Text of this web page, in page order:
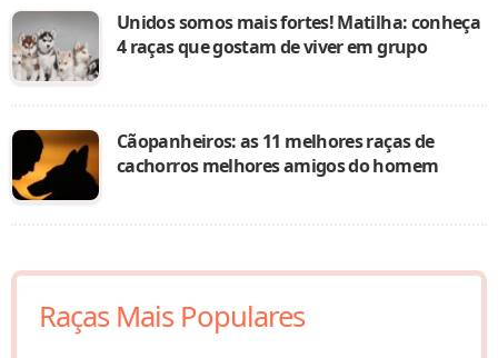
Unidos somos mais fortes! Matilha: conheça
4 raças que gostam de viver em grupo
Cãopanheiros: as 11 melhores raças de
cachorros melhores amigos do homem
Raças Mais Populares